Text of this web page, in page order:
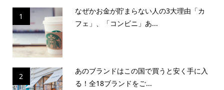
1
なぜかお金が貯まらない人の3大理由「カ
フェ」、「コンビニ」あ...
2
あのブランドはこの国で買うと安く手に入
る！全18ブランドをご...